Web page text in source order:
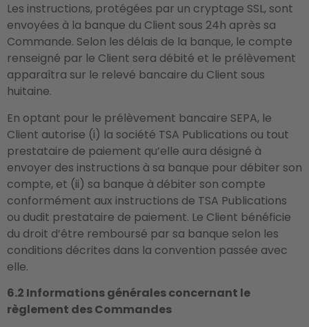
Les instructions, protégées par un cryptage SSL, sont
envoyées à la banque du Client sous 24h après sa
Commande. Selon les délais de la banque, le compte
renseigné par le Client sera débité et le prélèvement
apparaîtra sur le relevé bancaire du Client sous
huitaine.
En optant pour le prélèvement bancaire SEPA, le
Client autorise (i) la société TSA Publications ou tout
prestataire de paiement qu’elle aura désigné à
envoyer des instructions à sa banque pour débiter son
compte, et (ii) sa banque à débiter son compte
conformément aux instructions de TSA Publications
ou dudit prestataire de paiement. Le Client bénéficie
du droit d’être remboursé par sa banque selon les
conditions décrites dans la convention passée avec
elle.
6.2 Informations générales concernant le
règlement des Commandes